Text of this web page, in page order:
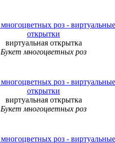
виртуальная открытка
Букет многоцветных роз
виртуальная открытка
Букет многоцветных роз